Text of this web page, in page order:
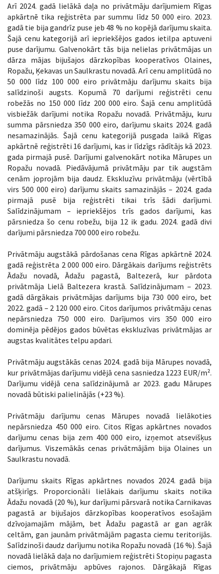
Arī 2024. gadā lielākā daļa no privātmāju darījumiem Rīgas
apkārtnē tika reģistrēta par summu līdz 50 000 eiro. 2023.
gadā tie bija gandrīz puse jeb 48 % no kopējā darījumu skaita.
Šajā cenu kategorijā arī iepriekšējos gados ietilpa aptuveni
puse darījumu. Galvenokārt tās bija nelielas privātmājas un
dārza mājas bijušajos dārzkopības kooperatīvos Olaines,
Ropažu, Ķekavas un Saulkrastu novadā. Arī cenu amplitūdā no
50 000 līdz 100 000 eiro privātmāju darījumu skaits bija
salīdzinoši augsts. Kopumā 70 darījumi reģistrēti cenu
robežās no 150 000 līdz 200 000 eiro. Šajā cenu amplitūdā
visbiežāk darījumi notika Ropažu novadā. Privātmāju, kuru
summa pārsniedza 350 000 eiro, darījumu skaits 2024. gadā
nesamazinājās. Šajā cenu kategorijā pusgada laikā Rīgas
apkārtnē reģistrēti 16 darījumi, kas ir līdzīgs rādītājs kā 2023.
gada pirmajā pusē. Darījumi galvenokārt notika Mārupes un
Ropažu novadā. Piedāvājumā privātmāju par tik augstām
cenām joprojām bija daudz. Ekskluzīvu privātmāju (vērtībā
virs 500 000 eiro) darījumu skaits samazinājās – 2024. gada
pirmajā pusē bija reģistrēti tikai trīs šādi darījumi.
Salīdzinājumam – iepriekšējos trīs gados darījumi, kas
pārsniedza šo cenu robežu, bija 12 ik gadu. 2024. gadā divi
darījumi pārsniedza 700 000 eiro robežu.
Privātmāju augstākā pārdošanas cena Rīgas apkārtnē 2024.
gadā reģistrēta 2 000 000 eiro. Dārgākais darījums reģistrēts
Ādažu novadā, Ādažu pagastā, Baltezerā, kur pārdota
privātmāja Lielā Baltezera krastā. Salīdzinājumam – 2023.
gadā dārgākais privātmājas darījums bija 730 000 eiro, bet
2022. gadā – 2 120 000 eiro. Citos darījumos privātmāju cenas
nepārsniedza 750 000 eiro. Darījumos virs 350 000 eiro
dominēja pēdējos gados būvētas ekskluzīvas privātmājas ar
augstas kvalitātes telpu apdari.
Privātmāju augstākās cenas 2024. gadā bija Mārupes novadā,
kur privātmājas darījumu vidējā cena sasniedza 1223 EUR/m².
Darījumu vidējā cena salīdzinājumā ar 2023. gadu Mārupes
novadā būtiski palielinājās (+23 %).
Privātmāju darījumu cenas Mārupes novadā lielākoties
nepārsniedza 450 000 eiro. Citos Rīgas apkārtnes novados
darījumu cenas bija zem 400 000 eiro, izņemot atsevišķus
darījumus. Viszemākās cenas privātmājām bija Olaines un
Saulkrastu novadā.
Darījumu skaits Rīgas apkārtnes novados 2024. gadā bija
atšķirīgs. Proporcionāli lielākais darījumu skaits notika
Ādažu novadā (20 %), kur darījumi pārsvarā notika Carnikavas
pagastā ar bijušajos dārzkopības kooperatīvos esošajām
dzīvojamajām mājām, bet Ādažu pagastā ar gan agrāk
celtām, gan jaunām privātmājām pagasta ciemu teritorijās.
Salīdzinoši daudz darījumu notika Ropažu novadā (16 %). Šajā
novadā lielākā daļa no darījumiem reģistrēti Stopiņu pagasta
ciemos, privātmāju apbūves rajonos. Dārgākajā Rīgas